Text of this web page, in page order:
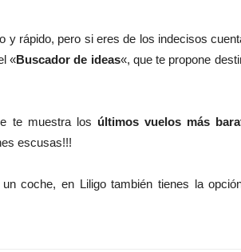
y rápido, pero si eres de los indecisos
«Buscador de ideas«, que te propone
te muestra los últimos vuelos más
escusas!!!
coche, en Liligo también tienes la